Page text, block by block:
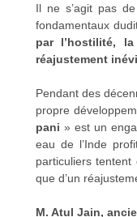
Il ne s’agit pas
fondamentaux
par l’hostilité,
réajustement
Pendant des
propre
pani » est un
eau de l’Inde
particuliers
que d’un
M. Atul Jain,